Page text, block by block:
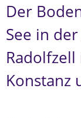
Der
See in
Konstanz